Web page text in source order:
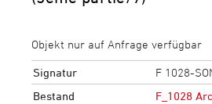
Objekt nur auf Anfrage verfügbar
Signatur
F 1028-
Bestand
F_1028